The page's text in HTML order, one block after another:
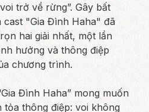
trở về rừng”. Gây bất
cast "Gia Đình Haha" đã
hai giải nhất, một lần
hưởng và thông điệp
chương trình.
Đình Haha” mong muốn
thông điệp: voi không